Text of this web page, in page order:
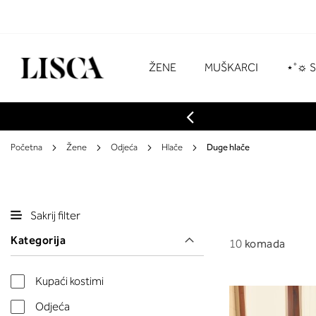
ŽENE MUŠKARCI ⋆˚☼
Početna Žene Odjeća Hlače Duge hlače
Sakrij filter
10 komada
Kategorija
Kupaći kostimi
Odjeća